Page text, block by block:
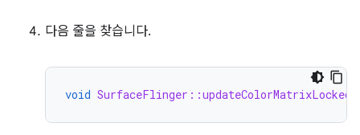
다음 줄을 찾습니다.
void SurfaceFlinger::updateColorMatrixLocked